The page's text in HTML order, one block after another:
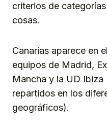
criterios de
cosas.
Canarias aparece en
equipos de Madrid,
Mancha y la UD Ibiza
repartidos en los
geográficos).